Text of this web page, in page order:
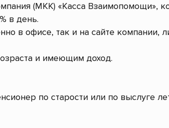
(МКК) «Касса Взаимопомощи»,
в день.
в офисе, так и на сайте
и имеющим доход.
по старости или по выслуге